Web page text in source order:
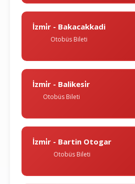
İzmi̇r - Bakacakkadi
Otobüs Bileti
İzmi̇r - Balikesi̇r
Otobüs Bileti
İzmi̇r - Bartin Otogar
Otobüs Bileti